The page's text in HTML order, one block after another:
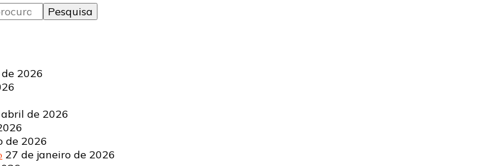
2026
de 2026
de 2026
27 de janeiro de 2026